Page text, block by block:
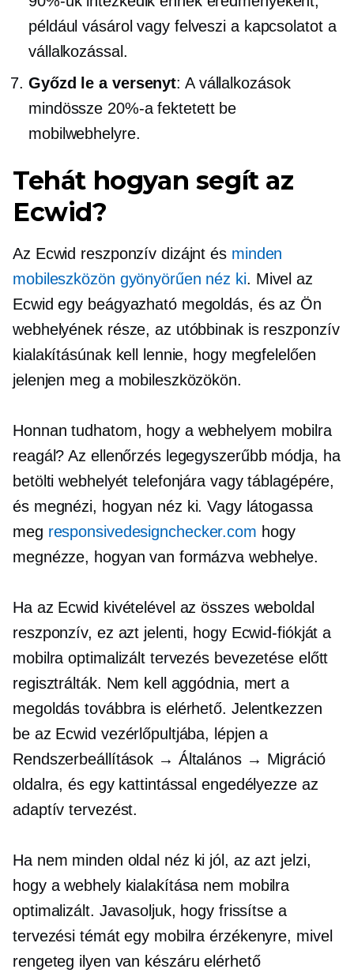
például vásárol vagy felveszi a kapcsolatot a
vállalkozással.
Győzd le a versenyt: A vállalkozások
mindössze 20%-a fektetett be
mobilwebhelyre.
Tehát hogyan segít az
Ecwid?
Az Ecwid reszponzív dizájnt és minden
mobileszközön gyönyörűen néz ki. Mivel az
Ecwid egy beágyazható megoldás, és az Ön
webhelyének része, az utóbbinak is reszponzív
kialakításúnak kell lennie, hogy megfelelően
jelenjen meg a mobileszközökön.
Honnan tudhatom, hogy a webhelyem mobilra
reagál? Az ellenőrzés legegyszerűbb módja, ha
betölti webhelyét telefonjára vagy táblagépére,
és megnézi, hogyan néz ki. Vagy látogassa
meg responsivedesignchecker.com hogy
megnézze, hogyan van formázva webhelye.
Ha az Ecwid kivételével az összes weboldal
reszponzív, ez azt jelenti, hogy Ecwid-fiókját a
mobilra optimalizált tervezés bevezetése előtt
regisztrálták. Nem kell aggódnia, mert a
megoldás továbbra is elérhető. Jelentkezzen
be az Ecwid vezérlőpultjába, lépjen a
Rendszerbeállítások → Általános → Migráció
oldalra, és egy kattintással engedélyezze az
adaptív tervezést.
Ha nem minden oldal néz ki jól, az azt jelzi,
hogy a webhely kialakítása nem mobilra
optimalizált. Javasoljuk, hogy frissítse a
tervezési témát egy mobilra érzékenyre, mivel
rengeteg ilyen van készáru elérhető